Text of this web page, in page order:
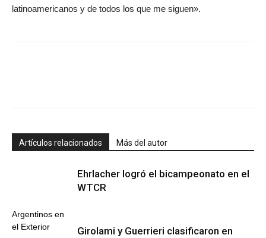
latinoamericanos y de todos los que me siguen».
Artículos relacionados Más del autor
Argentinos en
el Exterior
Ehrlacher logró el bicampeonato en el
WTCR
Girolami y Guerrieri clasificaron en